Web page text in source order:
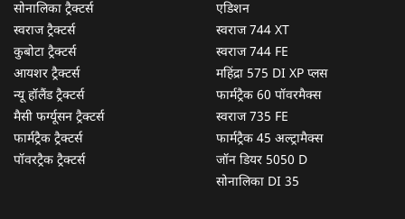
सोनालिका ट्रैक्टर्स
स्वराज ट्रैक्टर्स
कुबोटा ट्रैक्टर्स
आयशर ट्रैक्टर्स
न्यू हॉलैंड ट्रैक्टर्स
मैसी फर्ग्यूसन ट्रैक्टर्स
फार्मट्रैक ट्रैक्टर्स
पॉवरट्रैक ट्रैक्टर्स
एडिशन
स्वराज 744 XT
स्वराज 744 FE
महिंद्रा 575 DI XP प्लस
फार्मट्रैक 60 पॉवरमैक्स
स्वराज 735 FE
फार्मट्रैक 45 अल्ट्रामैक्स
जॉन डियर 5050 D
सोनालिका DI 35